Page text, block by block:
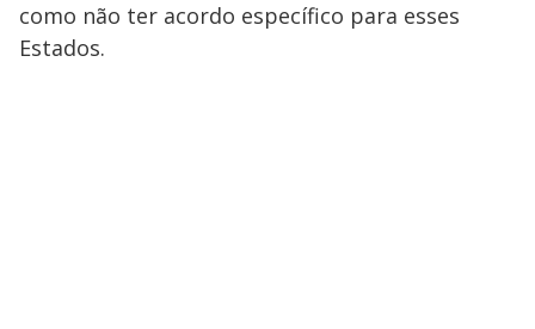
como não ter acordo específico para esses
Estados.